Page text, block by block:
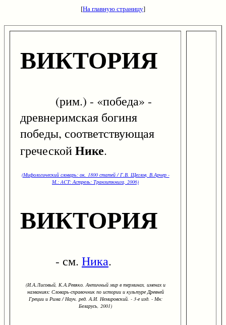
[На главную страницу]
ВИКТОРИЯ
(рим.) - «победа» -
древнеримская богиня
победы, соответствующая
греческойНике.
(Мифологический словарь: ок. 1800 статей / Г.В. Щеглов, В.Арчер -
М.: ACT: Астрель: Транзиткнига, 2006)
ВИКТОРИЯ
- см. Ника.
(И.А.Лисовый, К.А.Ревяко. Античный мир в терминах, именах и
названиях: Словарь-справочник по истории и культуре Древней
Греции и Рима / Науч. ред. А.И. Немировский. - 3-е изд. - Мн:
Беларусь, 2001)